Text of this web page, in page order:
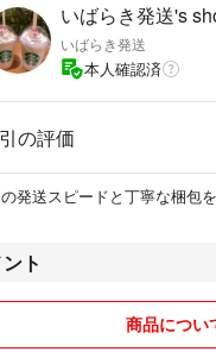
いばらき発送's
いばらき発送
本人確認済
の評価
発送スピードと丁寧な梱包
ト
商品につい